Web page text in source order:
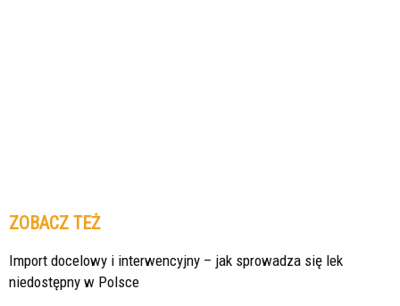
ZOBACZ TEŻ
Import docelowy i interwencyjny – jak sprowadza się lek
niedostępny w Polsce